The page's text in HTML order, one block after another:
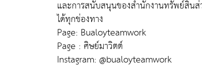
และการสนับสนุนของสำนักงานทรัพย์สิน
ได้ทุกช่องทาง
Page: Bualoyteamwork
Page : ศิษย์มาวิตต์
Instagram: @bualoyteamwork